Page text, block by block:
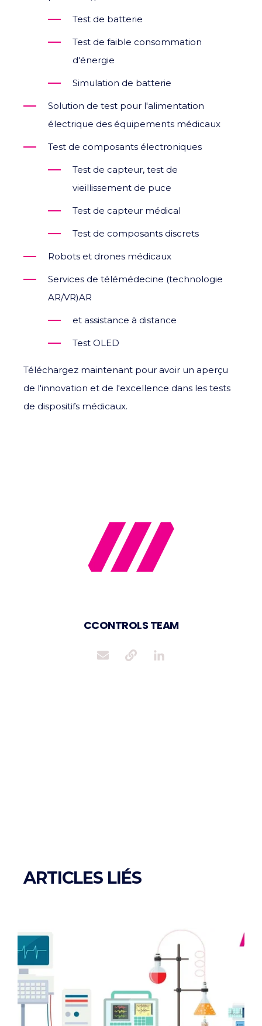
Test de batterie
Test de faible consommation
d'énergie
Simulation de batterie
Solution de test pour l'alimentation
électrique des équipements médicaux
Test de composants électroniques
Test de capteur, test de
vieillissement de puce
Test de capteur médical
Test de composants discrets
Robots et drones médicaux
Services de télémédecine (technologie
AR/VR)AR
et assistance à distance
Test OLED
Téléchargez maintenant pour avoir un aperçu
de l'innovation et de l'excellence dans les tests
de dispositifs médicaux.
CCONTROLS TEAM
ARTICLES LIÉS